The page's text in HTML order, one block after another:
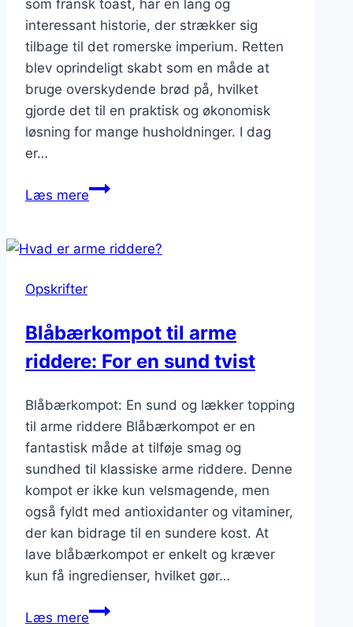
som fransk toast, har en lang og
interessant historie, der strækker sig
tilbage til det romerske imperium. Retten
blev oprindeligt skabt som en måde at
bruge overskydende brød på, hvilket
gjorde det til en praktisk og økonomisk
løsning for mange husholdninger. I dag
er…
Læs mereArme
honning:
morgenmad
Opskrifter
Blåbærkompot til arme
riddere: For en sund tvist
Blåbærkompot: En sund og lækker topping
til arme riddere Blåbærkompot er en
fantastisk måde at tilføje smag og
sundhed til klassiske arme riddere. Denne
kompot er ikke kun velsmagende, men
også fyldt med antioxidanter og vitaminer,
der kan bidrage til en sundere kost. At
lave blåbærkompot er enkelt og kræver
kun få ingredienser, hvilket gør…
Læs mereBlåbærkompot